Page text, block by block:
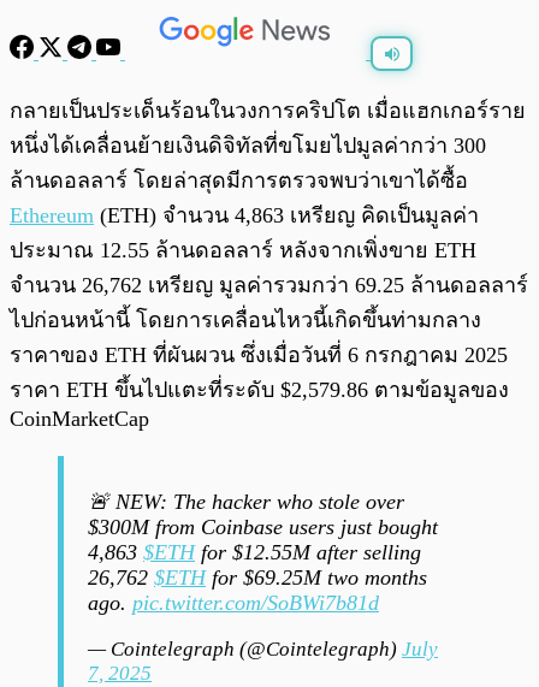
พร้อมเล่น 0:00
กลายเป็นประเด็นร้อนในวงการคริปโต เมื่อแฮกเกอร์ราย
หนึ่งได้เคลื่อนย้ายเงินดิจิทัลที่ขโมยไปมูลค่ากว่า 300
ล้านดอลลาร์ โดยล่าสุดมีการตรวจพบว่าเขาได้ซื้อ
Ethereum (ETH) จำนวน 4,863 เหรียญ คิดเป็นมูลค่า
ประมาณ 12.55 ล้านดอลลาร์ หลังจากเพิ่งขาย ETH
จำนวน 26,762 เหรียญ มูลค่ารวมกว่า 69.25 ล้านดอลลาร์
ไปก่อนหน้านี้ โดยการเคลื่อนไหวนี้เกิดขึ้นท่ามกลาง
ราคาของ ETH ที่ผันผวน ซึ่งเมื่อวันที่ 6 กรกฎาคม 2025
ราคา ETH ขึ้นไปแตะที่ระดับ $2,579.86 ตามข้อมูลของ
CoinMarketCap
🚨 NEW: The hacker who stole over
$300M from Coinbase users just bought
4,863 $ETHfor $12.55M after selling
26,762 $ETHfor $69.25M two months
ago. pic.twitter.com/SoBWi7b81d
— Cointelegraph (@Cointelegraph) July
7, 2025